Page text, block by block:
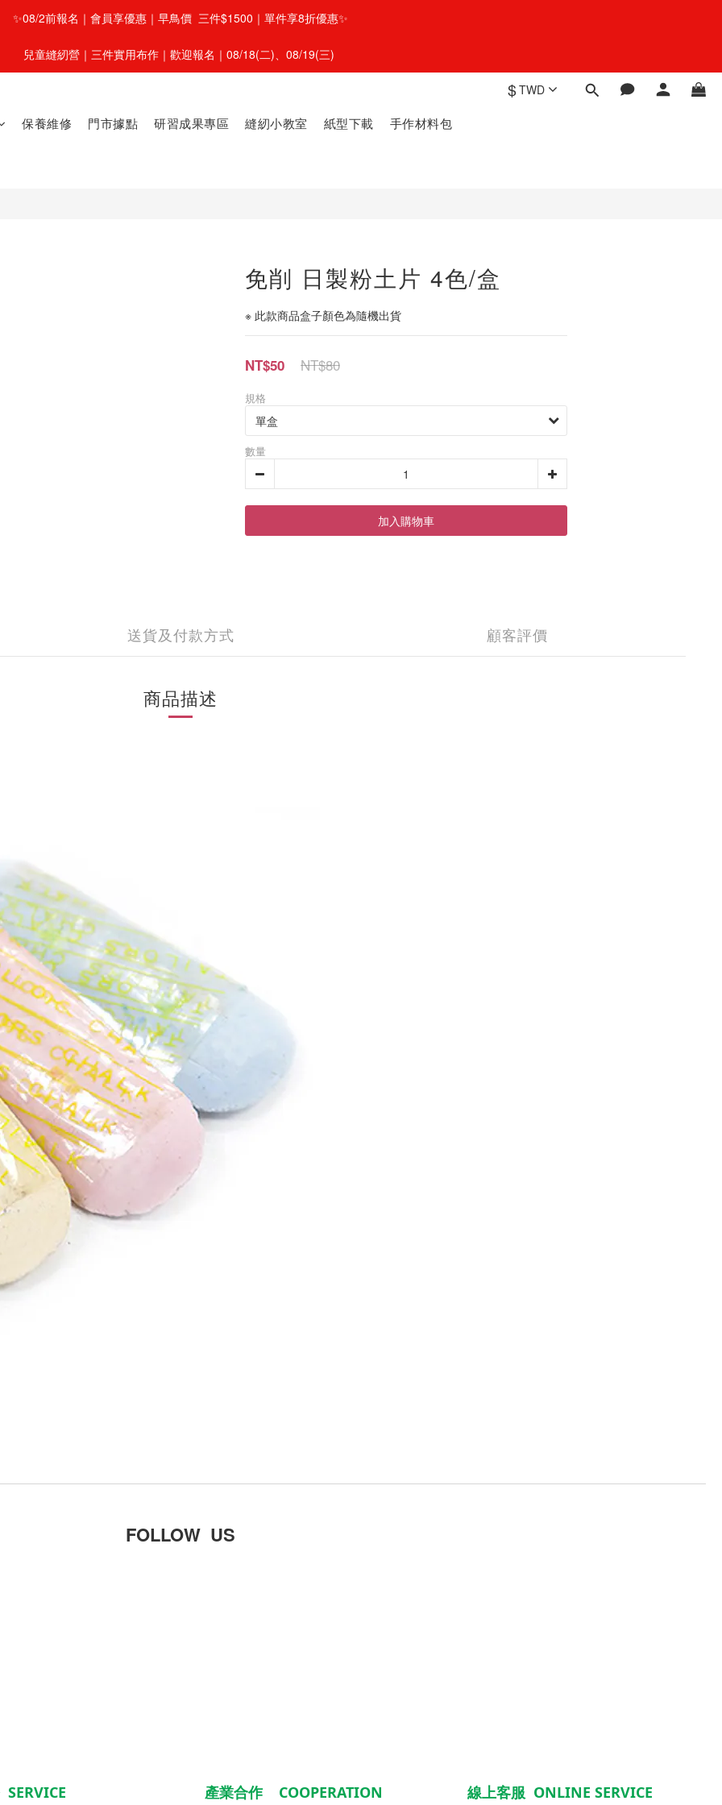
✨08/2前報名｜會員享優惠｜早鳥價  三件$1500｜單件享8折優惠✨
兒童縫紉營｜三件實用布作｜歡迎報名｜08/18(二)、08/19(三)
$TWD
保養維修 門市據點 研習成果專區 縫紉小教室 紙型下載 手作材料包
免削 日製粉土片 4色/盒
※ 此款商品盒子顏色為隨機出貨
NT$80
NT$50
規格
數量
加入購物車
送貨及付款方式 顧客評價
商品描述
FOLLOW US
產業合作 COOPERATION 線上客服 ONLINE SERVICE